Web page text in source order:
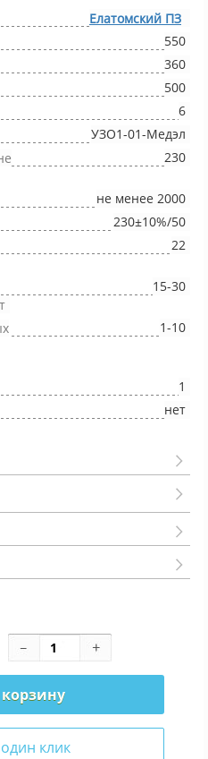
Елатомский ПЗ
550
360
500
6
УЗО1-01-Медэл
230
не менее 2000
230±10%/50
22
15-30
1-10
1
нет
клик